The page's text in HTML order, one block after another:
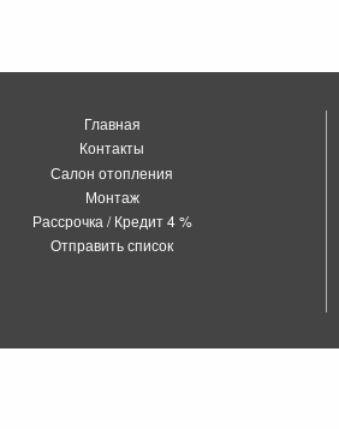
Главная
Контакты
Салон отопления
Монтаж
Рассрочка / Кредит 4 %
Отправить список